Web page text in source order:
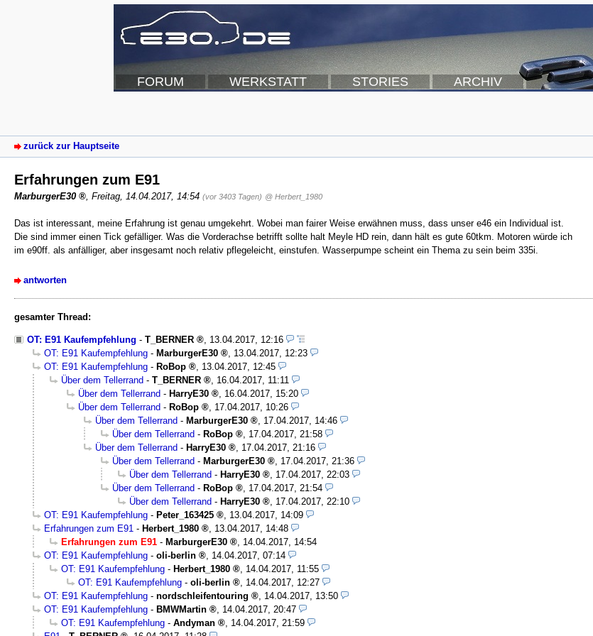
FORUM WERKSTATT STORIES ARCHIV
zurück zur Hauptseite
Erfahrungen zum E91
MarburgerE30 Freitag, 14.04.2017, 14:54 (vor 3403 Tagen) @ Herbert_1980
Das ist interessant, meine Erfahrung ist genau umgekehrt. Wobei man fairer Weise erwähnen muss, dass unser e46 ein Individual ist.
Die sind immer einen Tick gefälliger. Was die Vorderachse betrifft sollte halt Meyle HD rein, dann hält es gute 60tkm. Motoren würde ich
im e90ff. als anfälliger, aber insgesamt noch relativ pflegeleicht, einstufen. Wasserpumpe scheint ein Thema zu sein beim 335i.
antworten
gesamter Thread:
OT: E91 Kaufempfehlung - T_BERNER
13.04.2017, 12:16
OT: E91 Kaufempfehlung - MarburgerE30
13.04.2017, 12:23
OT: E91 Kaufempfehlung - RoBop
13.04.2017, 12:45
Über dem Tellerrand - T_BERNER
16.04.2017, 11:11
Über dem Tellerrand - HarryE30
16.04.2017, 15:20
Über dem Tellerrand - RoBop
17.04.2017, 10:26
Über dem Tellerrand - MarburgerE30
17.04.2017, 14:46
Über dem Tellerrand - RoBop
17.04.2017, 21:58
Über dem Tellerrand - HarryE30
17.04.2017, 21:16
Über dem Tellerrand - MarburgerE30
17.04.2017, 21:36
Über dem Tellerrand - HarryE30
17.04.2017, 22:03
Über dem Tellerrand - RoBop
17.04.2017, 21:54
Über dem Tellerrand - HarryE30
17.04.2017, 22:10
OT: E91 Kaufempfehlung - Peter_163425
13.04.2017, 14:09
Erfahrungen zum E91 - Herbert_1980
13.04.2017, 14:48
Erfahrungen zum E91 - MarburgerE30
14.04.2017, 14:54
OT: E91 Kaufempfehlung - oli-berlin
14.04.2017, 07:14
OT: E91 Kaufempfehlung - Herbert_1980
14.04.2017, 11:55
OT: E91 Kaufempfehlung - oli-berlin
14.04.2017, 12:27
OT: E91 Kaufempfehlung - nordschleifentouring
14.04.2017, 13:50
OT: E91 Kaufempfehlung - BMWMartin
14.04.2017, 20:47
OT: E91 Kaufempfehlung - Andyman
14.04.2017, 21:59